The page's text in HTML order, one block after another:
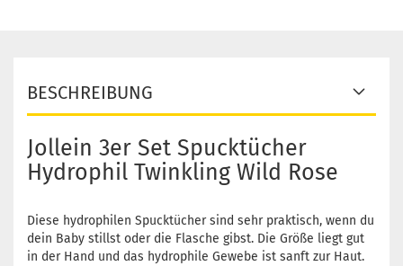
BESCHREIBUNG
Jollein 3er Set Spucktücher
Hydrophil Twinkling Wild Rose
Diese hydrophilen Spucktücher sind sehr praktisch, wenn du
dein Baby stillst oder die Flasche gibst. Die Größe liegt gut
in der Hand und das hydrophile Gewebe ist sanft zur Haut.